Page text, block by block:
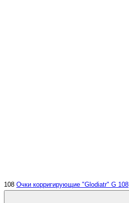
108 Очки корригирующие "Glodiatr" G 108